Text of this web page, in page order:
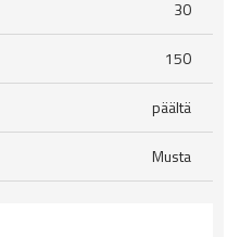
30
150
päältä
Musta